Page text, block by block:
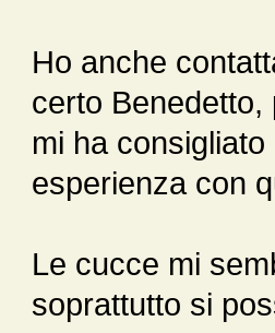
Ho anche
certo Benedetto,
mi ha
esperienza con
Le cucce mi
soprattutto si